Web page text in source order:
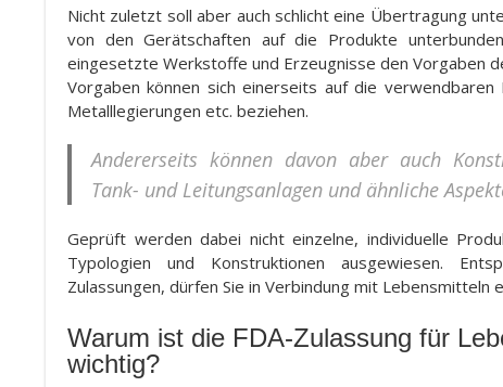
Nicht zuletzt soll aber auch schlicht eine Übertragung
von den Gerätschaften auf die Produkte
eingesetzte Werkstoffe und Erzeugnisse den Vorgaben
Vorgaben können sich einerseits auf die
Metalllegierungen etc. beziehen.
Andererseits können davon aber auch
Tank- und Leitungsanlagen und ähnliche
Geprüft werden dabei nicht einzelne, individuelle
Typologien und Konstruktionen ausgewiesen.
Zulassungen, dürfen Sie in Verbindung mit Lebensmitteln
Warum ist die FDA-Zulassung für
wichtig?